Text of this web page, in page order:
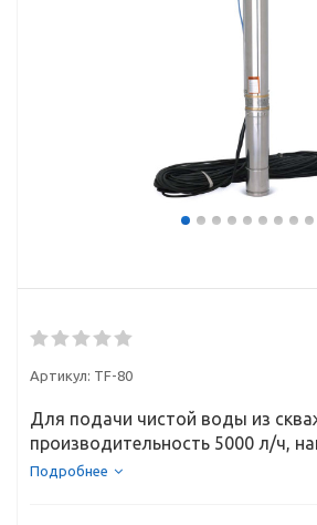
Артикул: TF-80
Для подачи чистой воды из
производительность 5000 л/ч,
Подробнее